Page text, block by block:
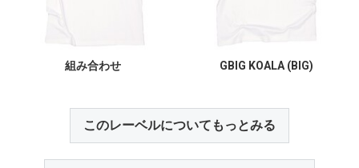
組み合わせ GBIG KOALA (BIG)
このレーベルについてもっとみる